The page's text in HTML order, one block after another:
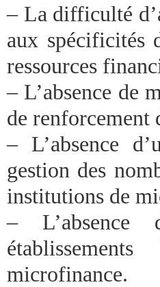
– La difficulté
aux spécificités
ressources
– L’absence de
de renforcement
– L’absence
gestion des
institutions de
– L’absence
microfinance.